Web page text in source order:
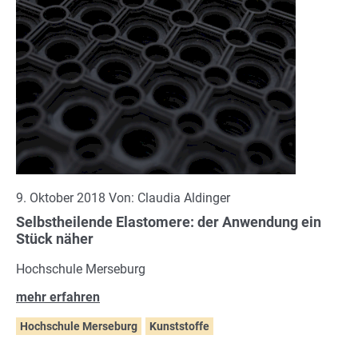
9. Oktober 2018 Von: Claudia Aldinger
Selbstheilende Elastomere: der Anwendung ein
Stück näher
Hochschule Merseburg
mehr erfahren
Hochschule Merseburg Kunststoffe